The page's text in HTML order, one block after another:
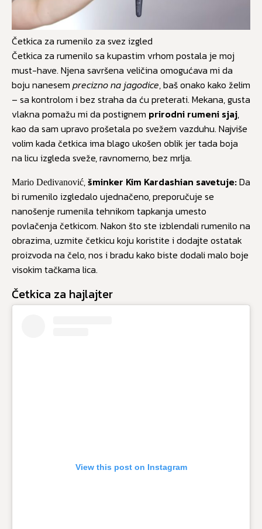
Četkica za rumenilo za svez izgled
Četkica za rumenilo sa kupastim vrhom postala je moj
must-have. Njena savršena veličina omogućava mi da
boju nanesem precizno na jagodice, baš onako kako želim
– sa kontrolom i bez straha da ću preterati. Mekana, gusta
vlakna pomažu mi da postignem prirodni rumeni sjaj,
kao da sam upravo prošetala po svežem vazduhu. Najviše
volim kada četkica ima blago ukošen oblik jer tada boja
na licu izgleda sveže, ravnomerno, bez mrlja.
Mario Dedivanović,šminker Kim Kardashian savetuje:Da
bi rumenilo izgledalo ujednačeno, preporučuje se
nanošenje rumenila tehnikom tapkanja umesto
povlačenja četkicom. Nakon što ste izblendali rumenilo na
obrazima, uzmite četkicu koju koristite i dodajte ostatak
proizvoda na čelo, nos i bradu kako biste dodali malo boje
visokim tačkama lica.
Četkica za hajlajter
View this post on Instagram